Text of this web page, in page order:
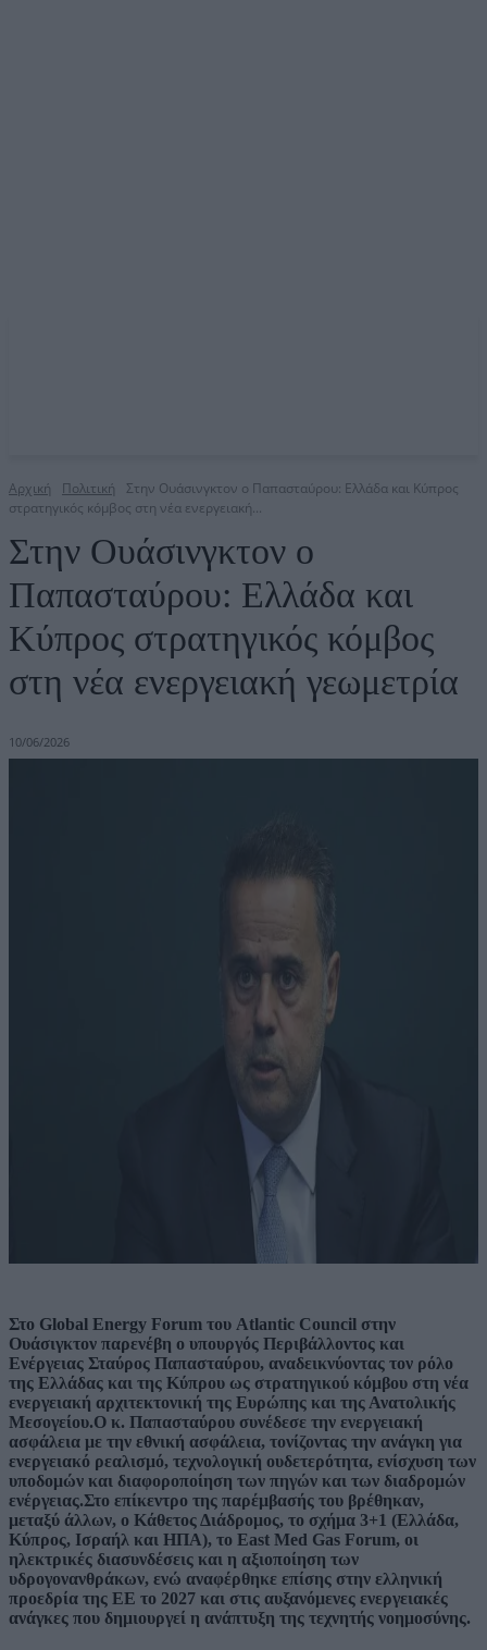
Αρχική Πολιτική
Στην Ουάσινγκτον ο Παπασταύρου: Ελλάδα και Κύπρος
στρατηγικός κόμβος στη νέα ενεργειακή...
Στην Ουάσινγκτον ο
Παπασταύρου: Ελλάδα και
Κύπρος στρατηγικός κόμβος
στη νέα ενεργειακή γεωμετρία
10/06/2026
Στο Global Energy Forum του Atlantic Council στην
Ουάσιγκτον παρενέβη ο υπουργός Περιβάλλοντος και
Ενέργειας Σταύρος Παπασταύρου, αναδεικνύοντας τον ρόλο
της Ελλάδας και της Κύπρου ως στρατηγικού κόμβου στη νέα
ενεργειακή αρχιτεκτονική της Ευρώπης και της Ανατολικής
Μεσογείου.Ο κ. Παπασταύρου συνέδεσε την ενεργειακή
ασφάλεια με την εθνική ασφάλεια, τονίζοντας την ανάγκη για
ενεργειακό ρεαλισμό, τεχνολογική ουδετερότητα, ενίσχυση των
υποδομών και διαφοροποίηση των πηγών και των διαδρομών
ενέργειας.Στο επίκεντρο της παρέμβασής του βρέθηκαν,
μεταξύ άλλων, ο Κάθετος Διάδρομος, το σχήμα 3+1 (Ελλάδα,
Κύπρος, Ισραήλ και ΗΠΑ), το East Med Gas Forum, οι
ηλεκτρικές διασυνδέσεις και η αξιοποίηση των
υδρογονανθράκων, ενώ αναφέρθηκε επίσης στην ελληνική
προεδρία της ΕΕ το 2027 και στις αυξανόμενες ενεργειακές
ανάγκες που δημιουργεί η ανάπτυξη της τεχνητής νοημοσύνης.